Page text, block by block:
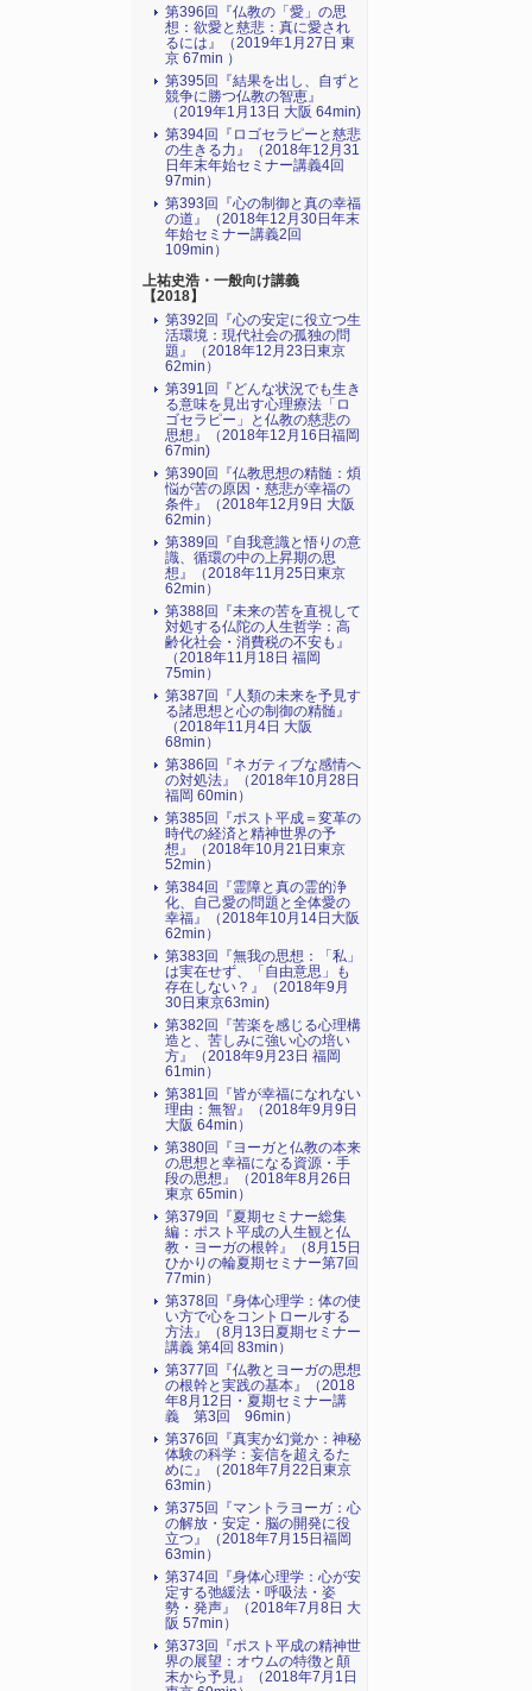
第396回『仏教の「愛」の思
想：欲愛と慈悲：真に愛され
るには』（2019年1月27日 東
京 67min ）
第395回『結果を出し、自ずと
競争に勝つ仏教の智恵』
（2019年1月13日 大阪 64min)
第394回『ロゴセラピーと慈悲
の生きる力』（2018年12月31
日年末年始セミナー講義4回
97min）
第393回『心の制御と真の幸福
の道』（2018年12月30日年末
年始セミナー講義2回
109min）
上祐史浩・一般向け講義
【2018】
第392回『心の安定に役立つ生
活環境：現代社会の孤独の問
題』（2018年12月23日東京
62min）
第391回『どんな状況でも生き
る意味を見出す心理療法「ロ
ゴセラピー」と仏教の慈悲の
思想』（2018年12月16日福岡
67min)
第390回『仏教思想の精髄：煩
悩が苦の原因・慈悲が幸福の
条件』（2018年12月9日 大阪
62min）
第389回『自我意識と悟りの意
識、循環の中の上昇期の思
想』（2018年11月25日東京
62min）
第388回『未来の苦を直視して
対処する仏陀の人生哲学：高
齢化社会・消費税の不安も』
（2018年11月18日 福岡
75min）
第387回『人類の未来を予見す
る諸思想と心の制御の精髄』
（2018年11月4日 大阪
68min）
第386回『ネガティブな感情へ
の対処法』（2018年10月28日
福岡 60min）
第385回『ポスト平成＝変革の
時代の経済と精神世界の予
想』（2018年10月21日東京
52min）
第384回『霊障と真の霊的浄
化、自己愛の問題と全体愛の
幸福』（2018年10月14日大阪
62min）
第383回『無我の思想：「私」
は実在せず、「自由意思」も
存在しない？』（2018年9月
30日東京63min)
第382回『苦楽を感じる心理構
造と、苦しみに強い心の培い
方』（2018年9月23日 福岡
61min）
第381回『皆が幸福になれない
理由：無智』（2018年9月9日
大阪 64min）
第380回『ヨーガと仏教の本来
の思想と幸福になる資源・手
段の思想』（2018年8月26日
東京 65min）
第379回『夏期セミナー総集
編：ポスト平成の人生観と仏
教・ヨーガの根幹』（8月15日
ひかりの輪夏期セミナー第7回
77min）
第378回『身体心理学：体の使
い方で心をコントロールする
方法』（8月13日夏期セミナー
講義 第4回 83min）
第377回『仏教とヨーガの思想
の根幹と実践の基本』（2018
年8月12日・夏期セミナー講
義 第3回 96min）
第376回『真実か幻覚か：神秘
体験の科学：妄信を超えるた
めに』（2018年7月22日東京
63min）
第375回『マントラヨーガ：心
の解放・安定・脳の開発に役
立つ』（2018年7月15日福岡
63min）
第374回『身体心理学：心が安
定する弛緩法・呼吸法・姿
勢・発声』（2018年7月8日 大
阪 57min）
第373回『ポスト平成の精神世
界の展望：オウムの特徴と顛
末から予見』（2018年7月1日